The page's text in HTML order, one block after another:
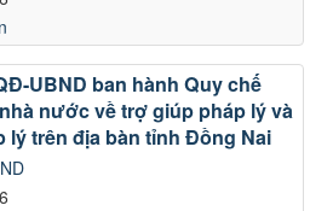
UBND ban hành Quy chế
nước về trợ giúp pháp lý và
trên địa bàn tỉnh Đồng Nai